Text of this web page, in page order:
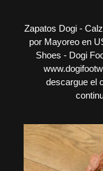
Zapatos Dogi -
por Mayoreo en
Shoes - Dogi
descargue el